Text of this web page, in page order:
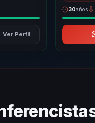
Ver Perfil
30años